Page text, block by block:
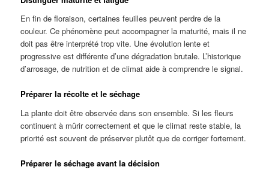
En fin de floraison, certaines feuilles peuvent perdre de la
couleur. Ce phénomène peut accompagner la maturité, mais il ne
doit pas être interprété trop vite. Une évolution lente et
progressive est différente d’une dégradation brutale. L’historique
d’arrosage, de nutrition et de climat aide à comprendre le signal.
Préparer la récolte et le séchage
La plante doit être observée dans son ensemble. Si les fleurs
continuent à mûrir correctement et que le climat reste stable, la
priorité est souvent de préserver plutôt que de corriger fortement.
Préparer le séchage avant la décision